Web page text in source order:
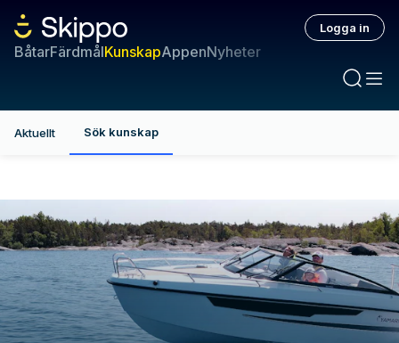
BåtarFärdmålKunskapAppenNyheter
Logga in
Aktuellt Sök kunskap